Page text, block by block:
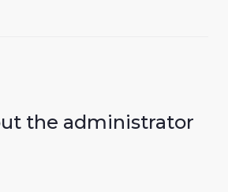
the administrator